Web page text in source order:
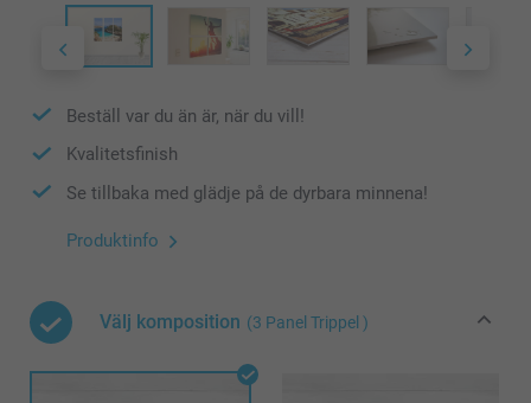
Beställ var du än är, när du vill!
Kvalitetsfinish
Se tillbaka med glädje på de dyrbara minnena!
Produktinfo
Välj komposition (3 Panel Trippel )